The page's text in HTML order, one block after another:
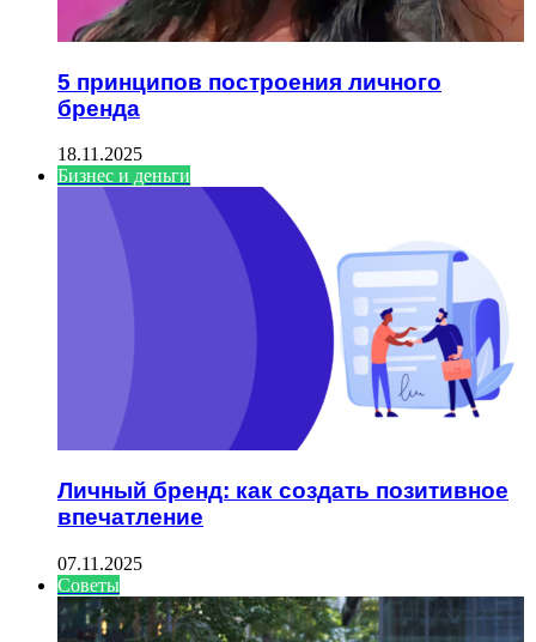
5 принципов построения личного
бренда
18.11.2025
Бизнес и деньги
Личный бренд: как создать позитивное
впечатление
07.11.2025
Советы